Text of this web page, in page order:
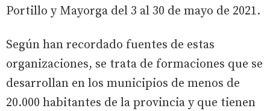
Portillo y Mayorga del 3 al 30 de mayo de 2021.
Según han recordado fuentes de estas
organizaciones, se trata de formaciones que se
desarrollan en los municipios de menos de
20.000 habitantes de la provincia y que tienen